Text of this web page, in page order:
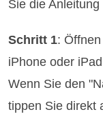
Sie die Anleitung
Schritt 1:
iPhone oder
Wenn Sie den
tippen Sie direkt